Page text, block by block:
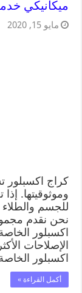
ميكانيكي
مايو 15, 2020
كراج اكسبلور
وموثوقيتها.
للجسم
نحن نقدم
اكسبلور
الإصلاحات
اكسبلور
أكمل القراءة »